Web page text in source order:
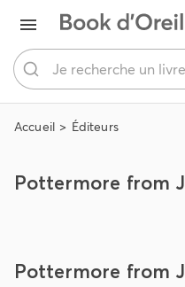
Accueil Éditeurs
Pottermore from
Pottermore from